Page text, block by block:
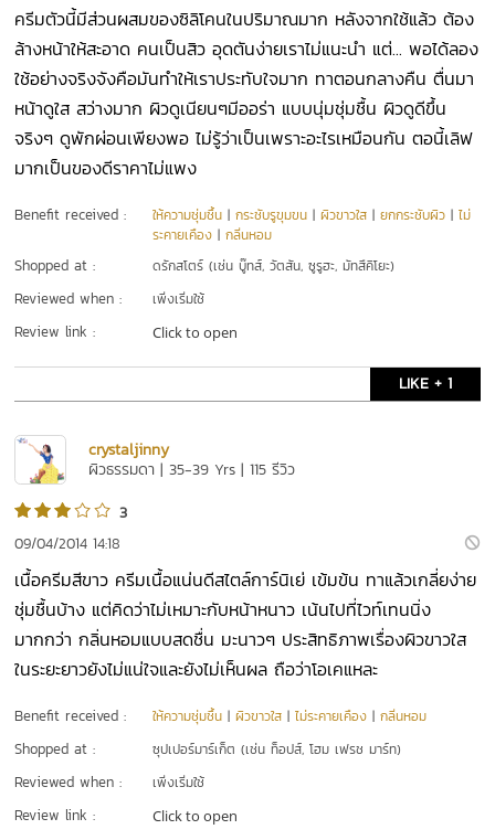
ครีมตัวนี้มีส่วนผสมของซิลิโคนในปริมาณมาก หลังจากใช้แล้ว ต้อง
ล้างหน้าให้สะอาด คนเป็นสิว อุดตันง่ายเราไม่แนะนำ แต่... พอได้ลอง
ใช้อย่างจริงจังคือมันทำให้เราประทับใจมาก ทาตอนกลางคืน ตื่นมา
หน้าดูใส สว่างมาก ผิวดูเนียนๆมีออร่า แบบนุ่มชุ่มชื้น ผิวดูดีขึ้น
จริงๆ ดูพักผ่อนเพียงพอ ไม่รู้ว่าเป็นเพราะอะไรเหมือนกัน ตอนี้เลิฟ
มากเป็นของดีราคาไม่แพง
Benefit received : ให้ความชุ่มชื้น |กระชับรูขุมขน |ผิวขาวใส |ยกกระชับผิว |ไม่
ระคายเคือง |กลิ่นหอม
Shopped at : ดรักสโตร์ (เช่น บู๊ทส์, วัตสัน, ซูรูฮะ, มัทสึคิโยะ)
Reviewed when : เพิ่งเริ่มใช้
Review link : Click to open
LIKE + 1
crystaljinny
ผิวธรรมดา | 35-39 Yrs | 115 รีวิว
3
09/04/2014 14:18
เนื้อครีมสีขาว ครีมเนื้อแน่นดีสไตล์การ์นิเย่ เข้มข้น ทาแล้วเกลี่ยง่าย
ชุ่มชื้นบ้าง แต่คิดว่าไม่เหมาะกับหน้าหนาว เน้นไปที่ไวท์เทนนิ่ง
มากกว่า กลิ่นหอมแบบสดชื่น มะนาวๆ ประสิทธิภาพเรื่องผิวขาวใส
ในระยะยาวยังไม่แน่ใจและยังไม่เห็นผล ถือว่าโอเคแหละ
Benefit received : ให้ความชุ่มชื้น |ผิวขาวใส |ไม่ระคายเคือง |กลิ่นหอม
Shopped at : ซุปเปอร์มาร์เก็ต (เช่น ท็อปส์, โฮม เฟรช มาร์ท)
Reviewed when : เพิ่งเริ่มใช้
Review link : Click to open